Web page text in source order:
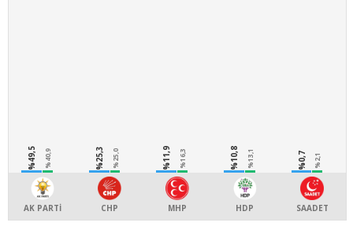
%49,5 %40,9
AK PARTİ
%25,3 %25,0
CHP
%11,9 %16,3
MHP
%10,8 %13,1
HDP
%0,7 %2,1
SAADET